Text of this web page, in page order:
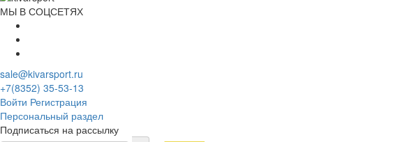
МЫ В СОЦСЕТЯХ
sale@kivarsport.ru
+7(8352) 35-53-13
Войти Регистрация
Персональный раздел
Подписаться на рассылку